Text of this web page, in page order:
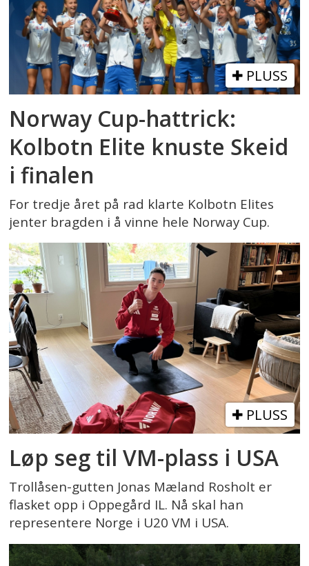
PLUSS
Norway Cup-hattrick:
Kolbotn Elite knuste Skeid
i finalen
For tredje året på rad klarte Kolbotn Elites
jenter bragden i å vinne hele Norway Cup.
PLUSS
Løp seg til VM-plass i USA
Trollåsen-gutten Jonas Mæland Rosholt er
flasket opp i Oppegård IL. Nå skal han
representere Norge i U20 VM i USA.